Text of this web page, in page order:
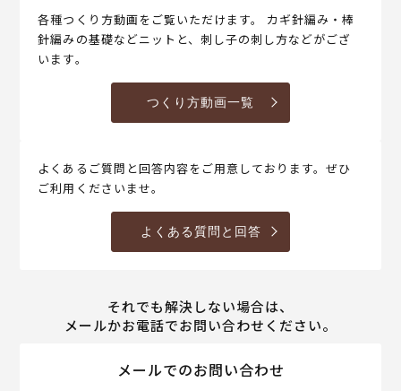
各種つくり方動画をご覧いただけます。 カギ針編み・棒
針編みの基礎などニットと、刺し子の刺し方などがござ
います。
つくり方動画一覧
よくあるご質問と回答内容をご用意しております。ぜひ
ご利用くださいませ。
よくある質問と回答
それでも解決しない場合は、
メールかお電話でお問い合わせください。
メールでのお問い合わせ